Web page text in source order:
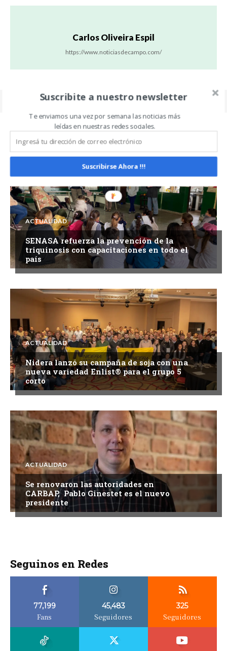
Carlos Oliveira Espil
https://www.noticiasdecampo.com/
Related Articles ALL MÁS
ACTUALIDAD
SENASA refuerza la prevención de la
triquinosis con capacitaciones en todo el
país
ACTUALIDAD
Nidera lanzó su campaña de soja con una
nueva variedad Enlist® para el grupo 5
corto
ACTUALIDAD
Se renovaron las autoridades en
CARBAP, Pablo Ginestet es el nuevo
presidente
Seguinos en Redes
77,199
Fans
45,483
Seguidores
325
Seguidores
Suscribite a nuestro newsletter
Te enviamos una vez por semana las noticias más
leídas en nuestras redes sociales.
Suscribirse Ahora !!!